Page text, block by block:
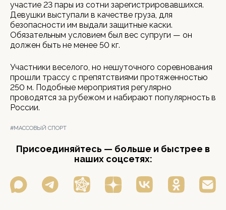
участие 23 пары из сотни зарегистрировавшихся.
Девушки выступали в качестве груза, для
безопасности им выдали защитные каски.
Обязательным условием был вес супруги — он
должен быть не менее 50 кг.
Участники веселого, но нешуточного соревнования
прошли трассу с препятствиями протяженностью
250 м. Подобные мероприятия регулярно
проводятся за рубежом и набирают популярность в
России.
#МАССОВЫЙ СПОРТ
Присоединяйтесь — больше и быстрее в
наших соцсетях: